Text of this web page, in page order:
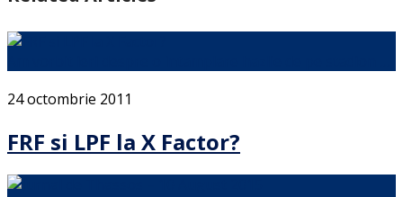
24 octombrie 2011
FRF si LPF la X Factor?